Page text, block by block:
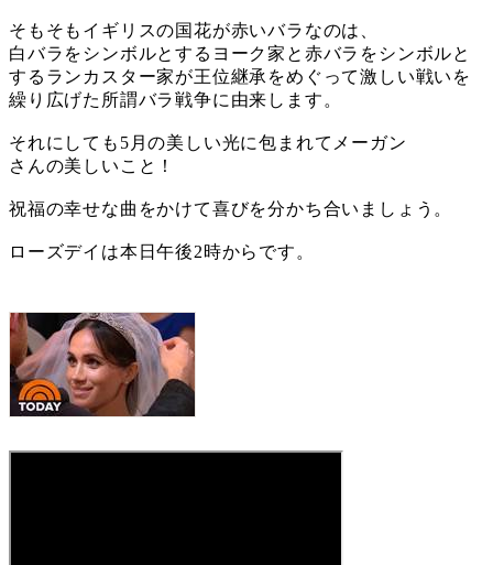
そもそもイギリスの国花が赤いバラなのは、
白バラをシンボルとするヨーク家と赤バラをシンボルと
するランカスター家が王位継承をめぐって激しい戦いを
繰り広げた所謂バラ戦争に由来します。
それにしても5月の美しい光に包まれてメーガン
さんの美しいこと！
祝福の幸せな曲をかけて喜びを分かち合いましょう。
ローズデイは本日午後2時からです。